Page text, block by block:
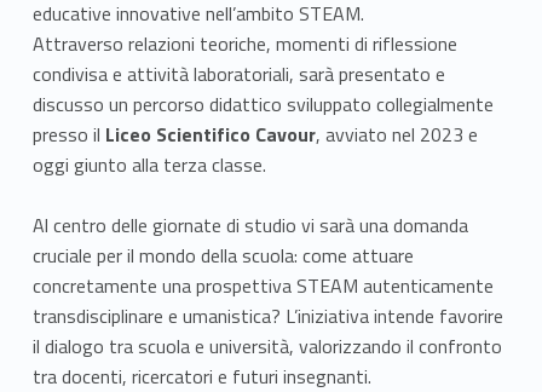
educative innovative nell’ambito STEAM.
Attraverso relazioni teoriche, momenti di riflessione
condivisa e attività laboratoriali, sarà presentato e
discusso un percorso didattico sviluppato collegialmente
presso il Liceo Scientifico Cavour, avviato nel 2023 e
oggi giunto alla terza classe.
Al centro delle giornate di studio vi sarà una domanda
cruciale per il mondo della scuola: come attuare
concretamente una prospettiva STEAM autenticamente
transdisciplinare e umanistica? L’iniziativa intende favorire
il dialogo tra scuola e università, valorizzando il confronto
tra docenti, ricercatori e futuri insegnanti.